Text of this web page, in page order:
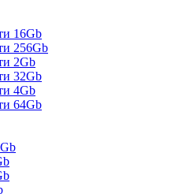
16Gb
256Gb
2Gb
32Gb
4Gb
64Gb